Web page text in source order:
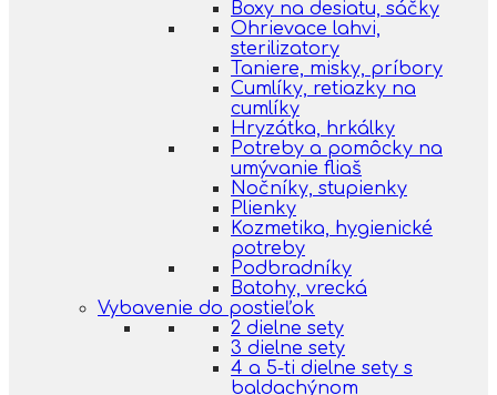
Boxy na desiatu, sáčky
Ohrievace lahvi,
sterilizatory
Taniere, misky, príbory
Cumlíky, retiazky na
cumlíky
Hryzátka, hrkálky
Potreby a pomôcky na
umývanie fliaš
Nočníky, stupienky
Plienky
Kozmetika, hygienické
potreby
Podbradníky
Batohy, vrecká
Vybavenie do postieľok
2 dielne sety
3 dielne sety
4 a 5-ti dielne sety s
baldachýnom